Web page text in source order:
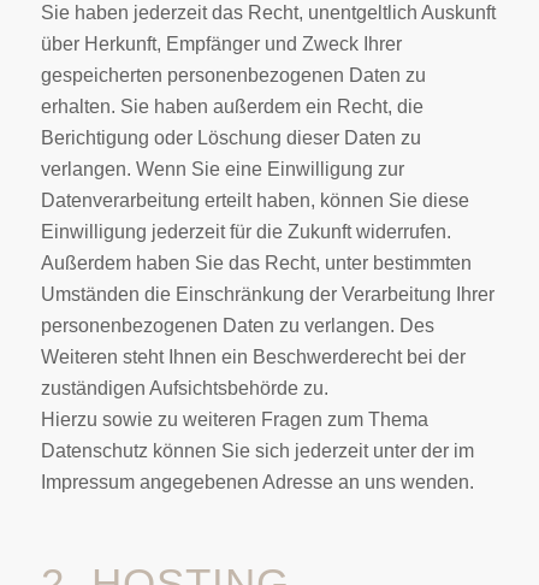
Sie haben jederzeit das Recht, unentgeltlich Auskunft
über Herkunft, Empfänger und Zweck Ihrer
gespeicherten personenbezogenen Daten zu
erhalten. Sie haben außerdem ein Recht, die
Berichtigung oder Löschung dieser Daten zu
verlangen. Wenn Sie eine Einwilligung zur
Datenverarbeitung erteilt haben, können Sie diese
Einwilligung jederzeit für die Zukunft widerrufen.
Außerdem haben Sie das Recht, unter bestimmten
Umständen die Einschränkung der Verarbeitung Ihrer
personenbezogenen Daten zu verlangen. Des
Weiteren steht Ihnen ein Beschwerderecht bei der
zuständigen Aufsichtsbehörde zu.
Hierzu sowie zu weiteren Fragen zum Thema
Datenschutz können Sie sich jederzeit unter der im
Impressum angegebenen Adresse an uns wenden.